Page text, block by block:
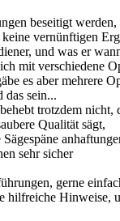
beseitigt
vernünftigen
und was er
mit verschiedene
es aber mehrere
das sein...
trotzdem nicht,
Qualität sägt,
sehr sicher
gerne
hilfreiche Hinweise,